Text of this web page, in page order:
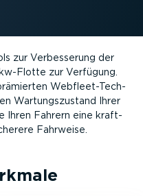
zur Verbes­serung der
Flotte zur Verfügung.
Webfleet-Tech­
Wartungs­zu­stand Ihrer
Ihren Fahrern eine kraft­
Fahrweise.